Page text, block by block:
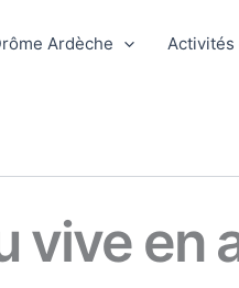
Ardèche
vive